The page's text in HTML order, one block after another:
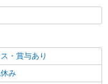
・賞与あり
み